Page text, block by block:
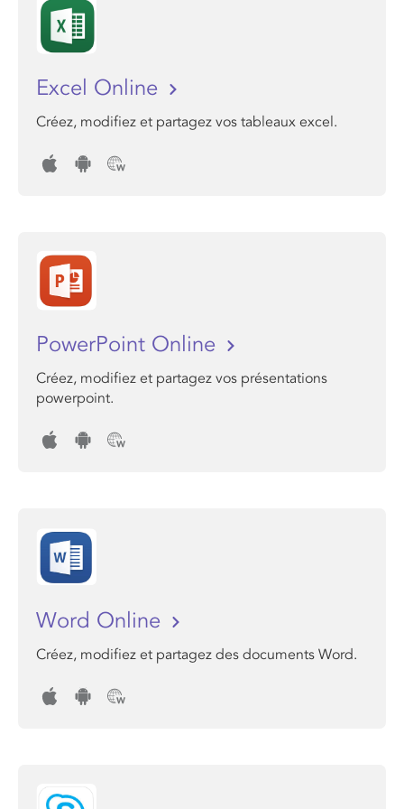
Excel Online
Créez, modifiez et partagez vos tableaux excel.
PowerPoint Online
Créez, modifiez et partagez vos présentations
powerpoint.
Word Online
Créez, modifiez et partagez des documents Word.